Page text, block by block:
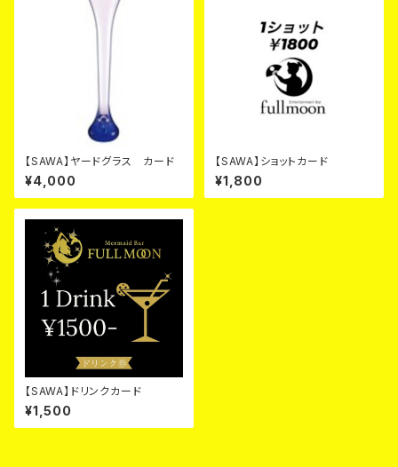
【SAWA】ヤードグラス カード
¥4,000
【SAWA】ショットカード
¥1,800
【SAWA】ドリンクカード
¥1,500